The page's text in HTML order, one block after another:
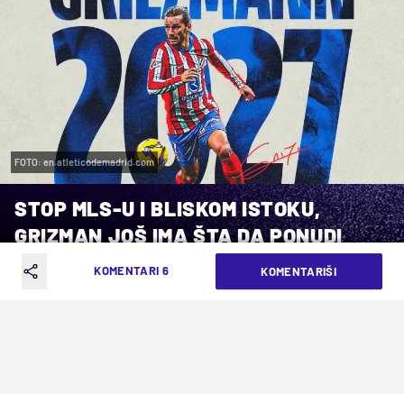
FOTO: en.atleticodemadrid.com
STOP MLS-U I BLISKOM ISTOKU,
GRIZMAN JOŠ IMA ŠTA DA PONUDI
ATLETIKUKOMENTARI 6 KOMENTARIŠI